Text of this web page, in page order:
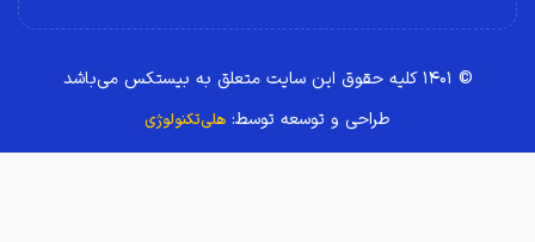
© ۱۴۰۱ کلیه حقوق این سایت متعلق به بیستکس می‌باشد
طراحی و توسعه توسط: هلی‌تکنولوژی